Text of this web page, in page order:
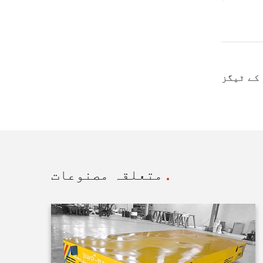
متعلقہ مصنوعات